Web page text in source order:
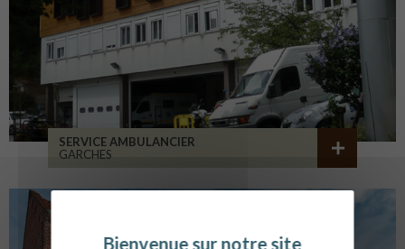
SERVICE AMBULANCIER
GARCHES